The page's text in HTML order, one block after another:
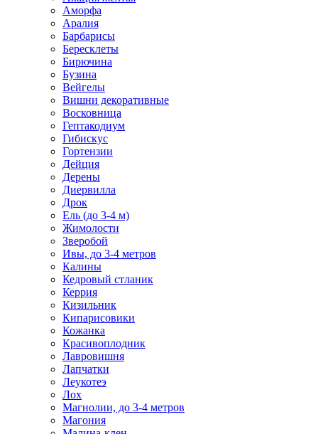
Аморфа
Аралия
Барбарисы
Бересклеты
Бирючина
Бузина
Вейгелы
Вишни декоративные
Восковница
Гептакодиум
Гибискус
Гортензии
Дейция
Дерены
Диервилла
Дрок
Ель (до 3-4 м)
Жимолости
Зверобой
Ивы, до 3-4 метров
Калины
Кедровый стланик
Керрия
Кизильник
Кипарисовики
Кожанка
Красивоплодник
Лавровишня
Лапчатки
Леукотеэ
Лох
Магнолии, до 3-4 метров
Магония